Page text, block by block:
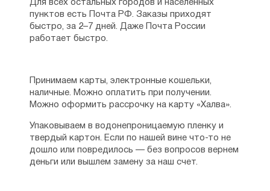
Для всех остальных городов и населенных
пунктов есть Почта РФ. Заказы приходят
быстро, за 2–7 дней. Даже Почта России
работает быстро.
Принимаем карты, электронные кошельки,
наличные. Можно оплатить при получении.
Можно оформить рассрочку на карту «Халва».
Упаковываем в водонепроницаемую пленку и
твердый картон. Если по нашей вине что-то не
дошло или повредилось — без вопросов вернем
деньги или вышлем замену за наш счет.